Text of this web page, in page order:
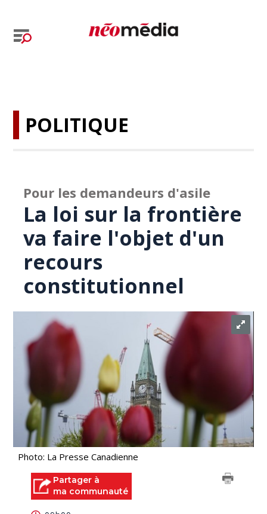
POLITIQUE
Pour les demandeurs d'asile
La loi sur la frontière
va faire l'objet d'un
recours
constitutionnel
Photo: La Presse Canadienne
Partager à
ma communauté